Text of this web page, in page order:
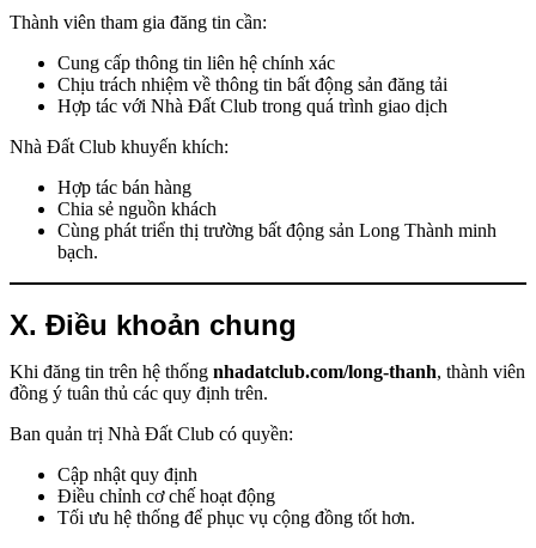
Thành viên tham gia đăng tin cần:
Cung cấp thông tin liên hệ chính xác
Chịu trách nhiệm về thông tin bất động sản đăng tải
Hợp tác với Nhà Đất Club trong quá trình giao dịch
Nhà Đất Club khuyến khích:
Hợp tác bán hàng
Chia sẻ nguồn khách
Cùng phát triển thị trường bất động sản Long Thành minh
bạch.
X. Điều khoản chung
Khi đăng tin trên hệ thống nhadatclub.com/long-thanh, thành viên
đồng ý tuân thủ các quy định trên.
Ban quản trị Nhà Đất Club có quyền:
Cập nhật quy định
Điều chỉnh cơ chế hoạt động
Tối ưu hệ thống để phục vụ cộng đồng tốt hơn.